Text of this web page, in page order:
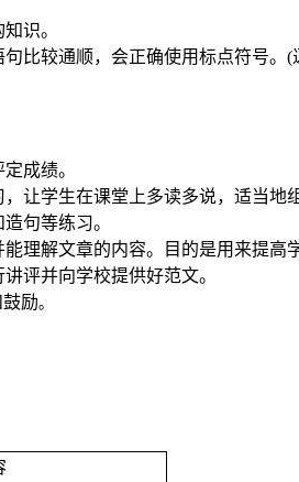
识。
比较通顺，会正确使用标点符号。 (
成绩。
让学生在课堂上多读多说，适当地
句等练习。
理解文章的内容。目的是用来提高
评并向学校提供好范文。
励。